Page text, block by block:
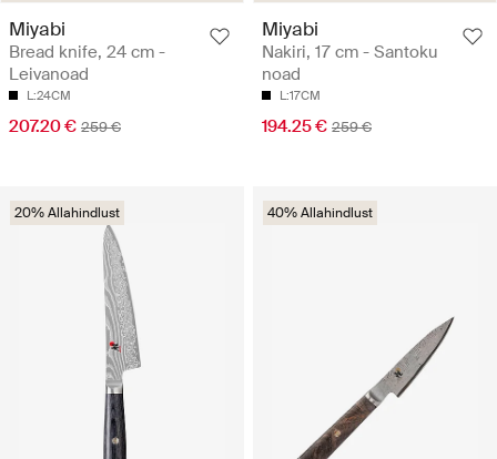
Miyabi
Bread knife, 24 cm -
Leivanoad
L:24CM
207.20 € 259 €
Miyabi
Nakiri, 17 cm - Santoku
noad
L:17CM
194.25 € 259 €
20% Allahindlust 40% Allahindlust